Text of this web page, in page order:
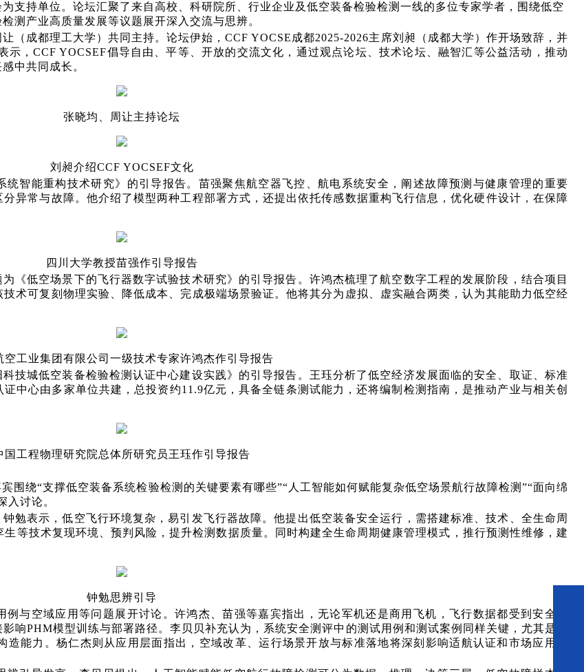
支持单位。论坛汇聚了来自高校、科研院所、行业企业及低空装备检验检测一线的多位专家学者，围绕低空
测产业高质量发展等议题展开深入交流与思辨。
（成都理工大学）共同主持。论坛伊始，CCF YOCSE成都2025-2026主席刘昶（成都大学）作开场致辞，并
，CCF YOCSEF倡导自由、平等、开放的交流文化，通过观点论坛、技术论坛、融智汇等公益活动，推动
中共同成长。
张晓均、周让主持论坛
刘昶介绍CCF YOCSEF文化
智能重构技术研究》的引导报告。苗强聚焦航空器飞控、航电系统安全，阐述故障预测与健康管理的重要
异常与故障。他介绍了模型两种工程部署方式，还提出依托传感数据重构飞行信息，优化硬件设计，在保障
四川大学教授苗强作引导报告
《低空场景下的飞行器数字试验技术研究》的引导报告。许鸿杰梳理了航空数字工程的发展阶段，结合项目
术可复刻物理实验、降低成本、完成极端场景验证。他将其分为虚拟、虚实融合两类，认为其能助力低空经
空工业集团有限公司一级技术专家许鸿杰作引导报告
技城低空装备检验检测认证中心建设实践》的引导报告。王珏分析了低空经济发展面临的安全、取证、标准
中心由多家单位共建，总投资约11.9亿元，具备全链条测试能力，还将编制检测指南，是推动产业与相关创
国工程物理研究院总体所研究员王珏作引导报告
围绕“支撑低空装备系统检验检测的关键要素有哪些”“人工智能如何赋能复杂低空场景航行故障检测”“面向绵
入讨论。
勉表示，低空飞行环境复杂，易引发飞行器故障。他提出低空装备安全运行，需搭建标准、技术、全生命周
等技术复现环境、预判风险，提升检测数据质量。同时构建全生命周期健康管理模式，推行预测性维修，建
钟勉思辨引导
与空域应用等问题展开讨论。许鸿杰、苗强等嘉宾指出，无论军机还是商用飞机，飞行数据都受到安全保
响PHM模型训练与部署路径。李贝贝补充认为，系统安全测评中的测试用例和测试案例同样关键，尤其是未
能力。杨仁杰则从应用层面指出，空域改革、运行场景开放与标准落地将深刻影响适航认证和市场应用节